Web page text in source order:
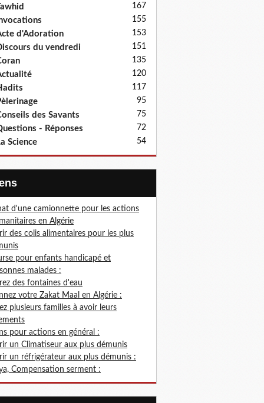
167
155
d'Adoration 153
du vendredi 151
135
120
117
95
des Savants 75
- Réponses 72
Science 54
d'une camionnette pour les actions
en Algérie
des colis alimentaires pour les plus
pour enfants handicapé et
malades :
des fontaines d'eau
votre Zakat Maal en Algérie :
plusieurs familles à avoir leurs
pour actions en général :
un Climatiseur aux plus démunis
un réfrigérateur aux plus démunis :
Compensation serment :